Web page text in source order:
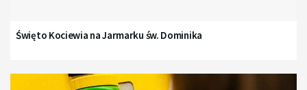
Święto Kociewia na Jarmarku św. Dominika